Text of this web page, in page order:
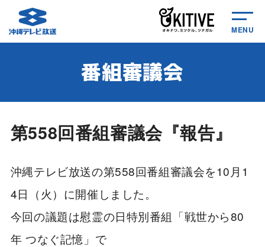
MENU
番組審議会
第558回番組審議会『報告』
沖縄テレビ放送の第558回番組審議会を10月1
4日（火）に開催しました。
今回の議題は慰霊の日特別番組「戦世から80
年 つなぐ記憶」で